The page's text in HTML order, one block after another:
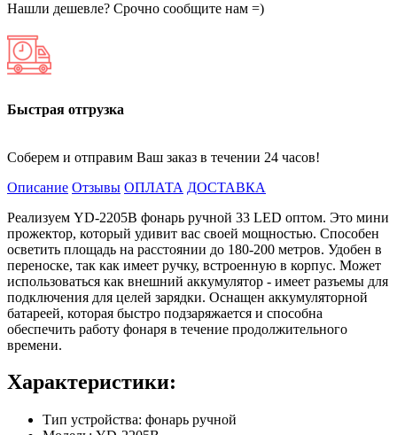
Нашли дешевле? Срочно сообщите нам =)
Быстрая отгрузка
Соберем и отправим Ваш заказ в течении 24 часов!
Описание Отзывы ОПЛАТА ДОСТАВКА
Реализуем YD-2205B фонарь ручной 33 LED оптом. Это мини
прожектор, который удивит вас своей мощностью. Способен
осветить площадь на расстоянии до 180-200 метров. Удобен в
переноске, так как имеет ручку, встроенную в корпус. Может
использоваться как внешний аккумулятор - имеет разъемы для
подключения для целей зарядки. Оснащен аккумуляторной
батареей, которая быстро подзаряжается и способна
обеспечить работу фонаря в течение продолжительного
времени.
Характеристики:
Тип устройства: фонарь ручной